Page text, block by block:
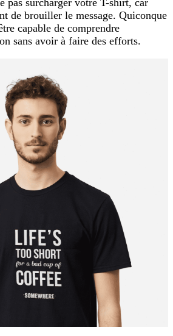
de brouiller le message. Quiconque
capable de comprendre
sans avoir à faire des efforts.